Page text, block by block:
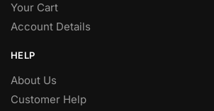
Your Cart
Account Details
HELP
About Us
Customer Help